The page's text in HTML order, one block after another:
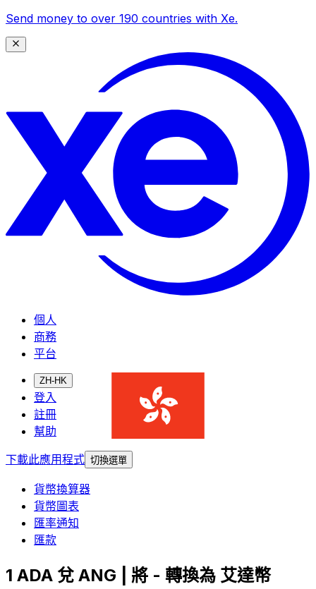
Send money to over 190 countries with Xe.
個人
商務
平台
ZH-HK
登入
註冊
幫助
下載此應用程式 切換選單
貨幣換算器
貨幣圖表
匯率通知
匯款
1 ADA 兌 ANG | 將 - 轉換為 艾達幣